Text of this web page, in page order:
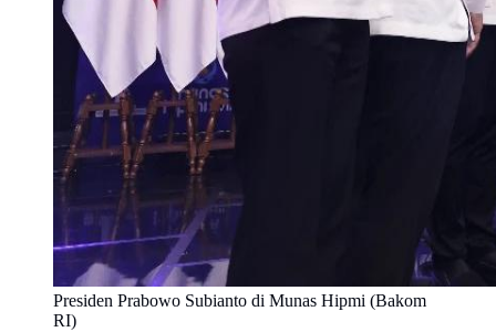
Presiden Prabowo Subianto di Munas Hipmi (Bakom
RI)